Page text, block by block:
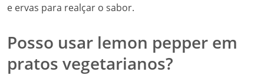
e ervas para realçar o sabor.
Posso usar lemon pepper em
pratos vegetarianos?